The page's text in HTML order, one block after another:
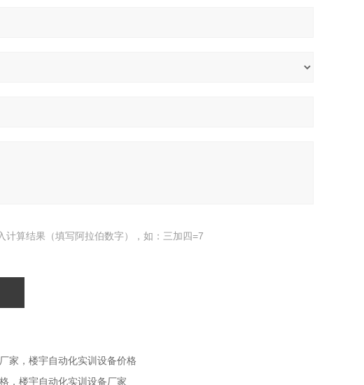
计算结果（填写阿拉伯数字），如：三加四=7
家，楼宇自动化实训设备价格
，楼宇自动化实训设备厂家